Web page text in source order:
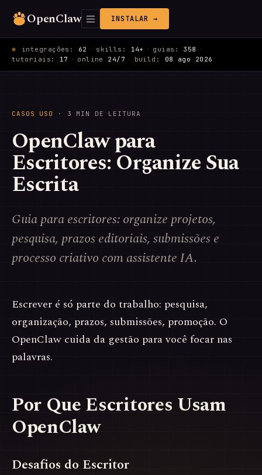
OpenClaw INSTALAR →
integrações: 62 · skills: 14+ · guias: 358 ·
tutoriais: 17 · online 24/7 · build: 08 ago 2026
CASOS USO · 3 MIN DE LEITURA
OpenClaw para
Escritores: Organize Sua
Escrita
Guia para escritores: organize projetos,
pesquisa, prazos editoriais, submissões e
processo criativo com assistente IA.
Escrever é só parte do trabalho: pesquisa,
organização, prazos, submissões, promoção. O
OpenClaw cuida da gestão para você focar nas
palavras.
Por Que Escritores Usam
OpenClaw
Desafios do Escritor